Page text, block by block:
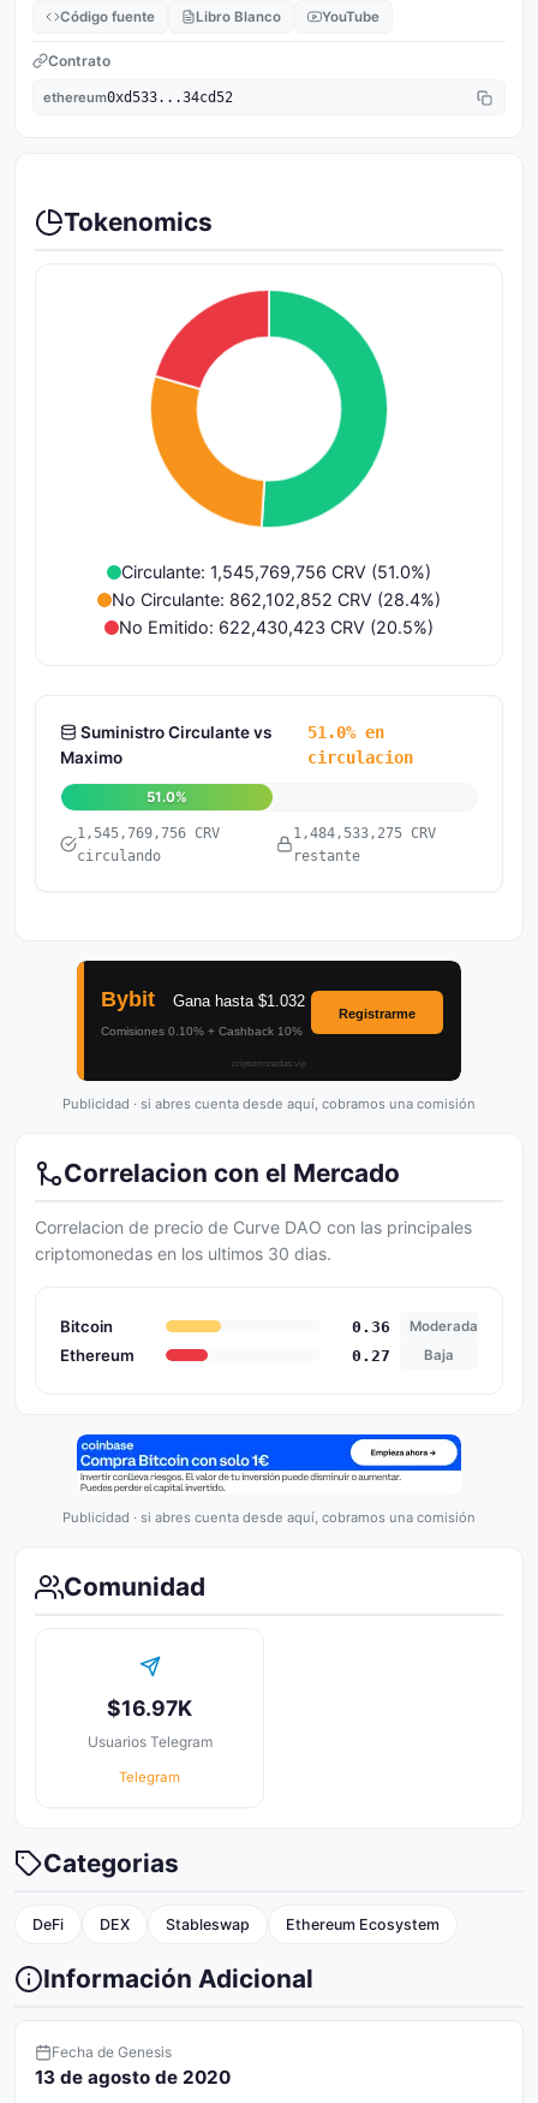
Código fuente
Libro Blanco YouTube
Contrato
ethereum0xd533...34cd52
Tokenomics
Circulante: 1,545,769,756 CRV (51.0%)
No Circulante: 862,102,852 CRV (28.4%)
No Emitido: 622,430,423 CRV (20.5%)
Suministro Circulante vs
Maximo
51.0% en
circulacion
51.0%
1,545,769,756 CRV
circulando
1,484,533,275 CRV
restante
Publicidad · si abres cuenta desde aquí, cobramos una comisión
Correlacion con el Mercado
Correlacion de precio de Curve DAO con las principales
criptomonedas en los ultimos 30 dias.
Bitcoin 0.36 Moderada
Ethereum 0.27 Baja
Publicidad · si abres cuenta desde aquí, cobramos una comisión
Comunidad
$16.97K
Usuarios Telegram
Telegram
Categorias
DeFi DEX Stableswap Ethereum Ecosystem
Información Adicional
Fecha de Genesis
13 de agosto de 2020